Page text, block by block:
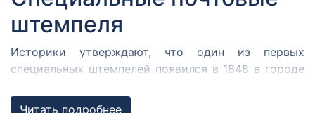
штемпеля
Историки утверждают, что один из первых
специальных штемпелей появился в 1848 в городе
собрался Кромержижский парламент.
Читать подробнее